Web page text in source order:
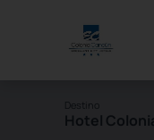
Destino
Hotel